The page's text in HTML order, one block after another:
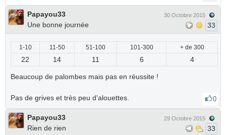
Papayou33
Une bonne journée
30 Octobre 2015
33
1-10 11-50 51-100 101-300 + de 300
22 14 11 6 4
Beaucoup de palombes mais pas en réussite !
Pas de grives et très peu d'alouettes. 0
Papayou33
Rien de rien
29 Octobre 2015
33